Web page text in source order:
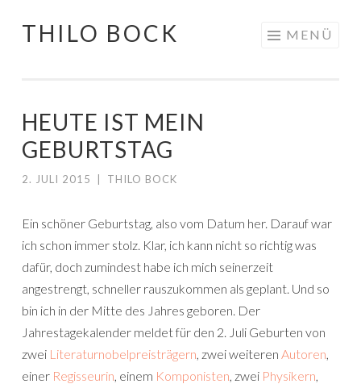
Springe
THILO BOCK MENÜ
HEUTE IST MEIN
GEBURTSTAG
2. JULI 2015 THILO BOCK
Ein schöner Geburtstag, also vom Datum her. Darauf war
ich schon immer stolz. Klar, ich kann nicht so richtig was
dafür, doch zumindest habe ich mich seinerzeit
angestrengt, schneller rauszukommen als geplant. Und so
bin ich in der Mitte des Jahres geboren. Der
Jahrestagekalender meldet für den 2. Juli Geburten von
zwei Literaturnobelpreisträgern, zwei weiteren Autoren,
einer Regisseurin, einem Komponisten, zwei Physikern,